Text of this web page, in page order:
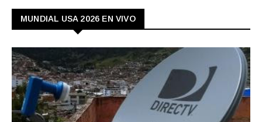
MUNDIAL USA 2026 EN VIVO